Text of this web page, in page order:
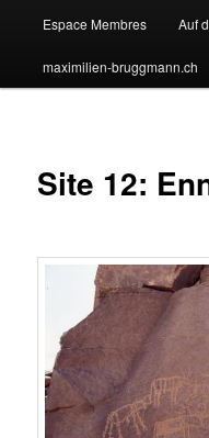
Espace Membres Auf
maximilien-bruggmann.ch
Site 12: